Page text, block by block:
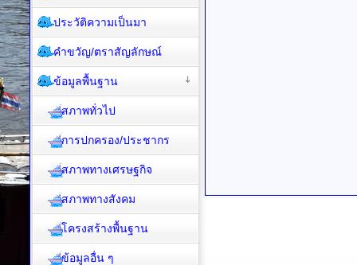
ประวัติความเป็นมา
คำขวัญ/ตราสัญลักษณ์
ข้อมูลพื้นฐาน
สภาพทั่วไป
การปกครอง/ประชากร
สภาพทางเศรษฐกิจ
สภาพทางสังคม
โครงสร้างพื้นฐาน
ข้อมูลอื่น ๆ